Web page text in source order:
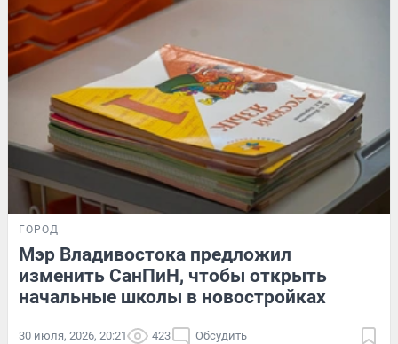
ГОРОД
Мэр Владивостока предложил
изменить СанПиН, чтобы открыть
начальные школы в новостройках
30 июля, 2026, 20:21 423 Обсудить